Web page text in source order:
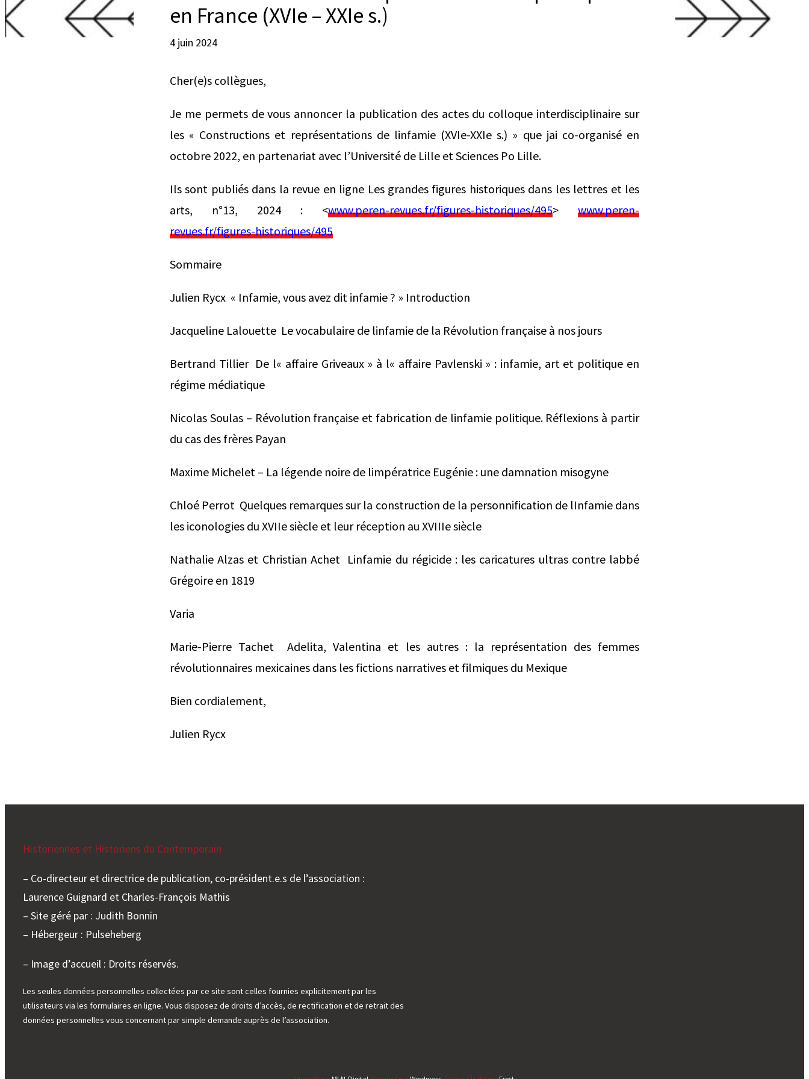
en France (XVIe – XXIe s.)
4 juin 2024
Cher(e)s collègues,
Je me permets de vous annoncer la publication des actes du colloque interdisciplinaire sur
les « Constructions et représentations de linfamie (XVIe-XXIe s.) » que jai co-organisé en
octobre 2022, en partenariat avec l’Université de Lille et Sciences Po Lille.
Ils sont publiés dans la revue en ligne Les grandes figures historiques dans les lettres et les
arts, n°13, 2024 : <www.peren-revues.fr/figures-historiques/495> www.peren-
revues.fr/figures-historiques/495
Sommaire
Julien Rycx  « Infamie, vous avez dit infamie ? » Introduction
Jacqueline Lalouette  Le vocabulaire de linfamie de la Révolution française à nos jours
Bertrand Tillier  De l« affaire Griveaux » à l« affaire Pavlenski » : infamie, art et politique en
régime médiatique
Nicolas Soulas – Révolution française et fabrication de linfamie politique. Réflexions à partir
du cas des frères Payan
Maxime Michelet – La légende noire de limpératrice Eugénie : une damnation misogyne
Chloé Perrot  Quelques remarques sur la construction de la personnification de lInfamie dans
les iconologies du XVIIe siècle et leur réception au XVIIIe siècle
Nathalie Alzas et Christian Achet  Linfamie du régicide : les caricatures ultras contre labbé
Grégoire en 1819
Varia
Marie-Pierre Tachet  Adelita, Valentina et les autres : la représentation des femmes
révolutionnaires mexicaines dans les fictions narratives et filmiques du Mexique
Bien cordialement,
Julien Rycx
Historiennes et Historiens du Contemporain
– Co-directeur et directrice de publication, co-président.e.s de l’association :
Laurence Guignard et Charles-François Mathis
– Site géré par : Judith Bonnin
– Hébergeur : Pulseheberg
– Image d’accueil : Droits réservés.
Les seules données personnelles collectées par ce site sont celles fournies explicitement par les
utilisateurs via les formulaires en ligne. Vous disposez de droits d’accès, de rectification et de retrait des
données personnelles vous concernant par simple demande auprès de l’association.